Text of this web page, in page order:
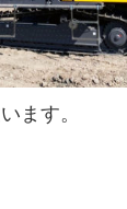
ます。